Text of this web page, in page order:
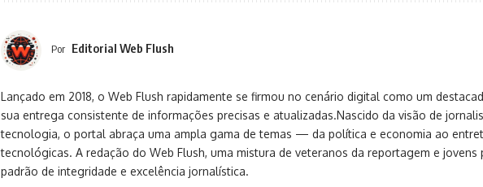
Por Editorial Web Flush
Lançado em 2018, o Web Flush rapidamente se firmou no cenário digital como um
sua entrega consistente de informações precisas e atualizadas.Nascido da visão de
tecnologia, o portal abraça uma ampla gama de temas — da política e economia ao
tecnológicas. A redação do Web Flush, uma mistura de veteranos da reportagem e
padrão de integridade e excelência jornalística.